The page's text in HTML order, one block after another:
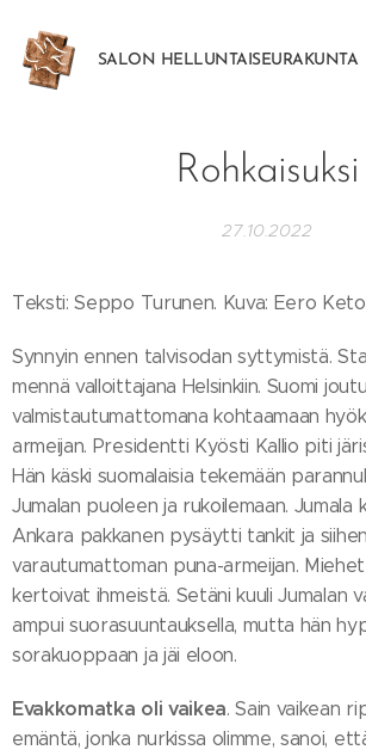
SALON HELLUNTAISEURAKUNTA
Rohkaisuksi
27.10.2022
Teksti: Seppo Turunen. Kuva: Eero
Synnyin ennen talvisodan syttymistä.
mennä valloittajana Helsinkiin. Suomi
valmistautumattomana kohtaamaan
armeijan. Presidentti Kyösti Kallio piti
Hän käski suomalaisia tekemään
Jumalan puoleen ja rukoilemaan. Jumala
Ankara pakkanen pysäytti tankit ja siihen
varautumattoman puna-armeijan.
kertoivat ihmeistä. Setäni kuuli Jumalan
ampui suorasuuntauksella, mutta hän
sorakuoppaan ja jäi eloon.
Evakkomatka oli vaikea. Sain vaikean
emäntä, jonka nurkissa olimme, sanoi,